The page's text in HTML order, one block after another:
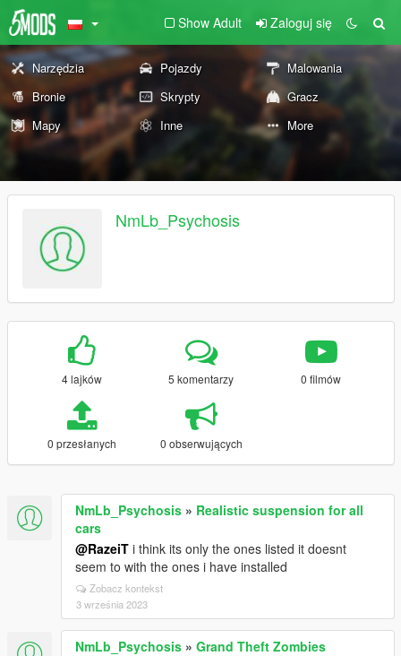
Show Adult Zaloguj się
Narzędzia Pojazdy
Malowania
Bronie
Skrypty
Gracz
Mapy
Inne More
NmLb_Psychosis
4 lajków 5 komentarzy 0 filmów
0 przesłanych 0 obserwujących
NmLb_Psychosis » Realistic suspension for all
cars
@RazeiT i think its only the ones listed it doesnt
seem to with the ones i have installed
Zobacz kontekst
3 września 2023
NmLb_Psychosis » Grand Theft Zombies